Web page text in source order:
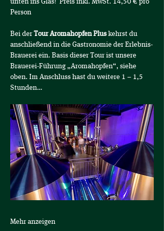
unten ins Glas!  Preis inkl. MwSt. 14,50 € pro
Person
Bei der Tour Aromahopfen Plus kehrst du
anschließend in die Gastronomie der Erlebnis-
Brauerei ein. Basis dieser Tour ist unsere
Brauerei-Führung „Aromahopfen“, siehe
oben. Im Anschluss hast du weitere 1 – 1,5
Stunden…
Mehr anzeigen